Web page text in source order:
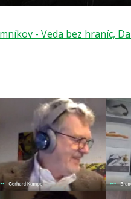
- Veda bez hraníc,